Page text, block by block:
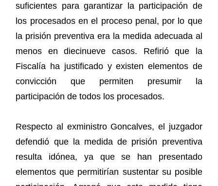
suficientes para garantizar la participación de
los procesados en el proceso penal, por lo que
la prisión preventiva era la medida adecuada al
menos en diecinueve casos. Refirió que la
Fiscalía ha justificado y existen elementos de
convicción que permiten presumir la
participación de todos los procesados.
Respecto al exministro Goncalves, el juzgador
defendió que la medida de prisión preventiva
resulta idónea, ya que se han presentado
elementos que permitirían sustentar su posible